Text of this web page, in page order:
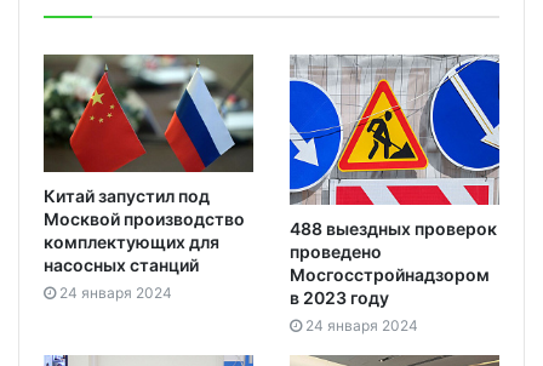
Китай запустил под
Москвой производство
комплектующих для
насосных станций
24 января 2024
488 выездных проверок
проведено
Мосгосстройнадзором
в 2023 году
24 января 2024